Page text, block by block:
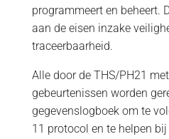
programmeert en beheert.
aan de eisen inzake
traceerbaarheid.
Alle door de THS/PH21
gebeurtenissen worden
gegevenslogboek om te
11 protocol en te helpen